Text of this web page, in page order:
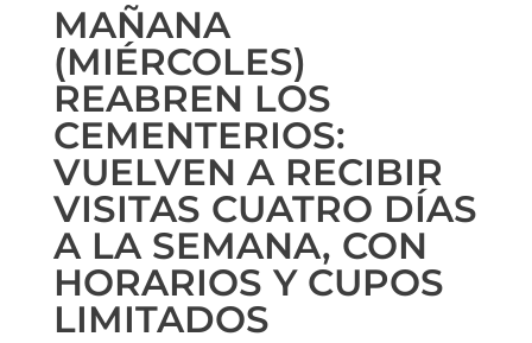
MAÑANA
(MIÉRCOLES)
REABREN LOS
CEMENTERIOS:
VUELVEN A RECIBIR
VISITAS CUATRO DÍAS
A LA SEMANA, CON
HORARIOS Y CUPOS
LIMITADOS